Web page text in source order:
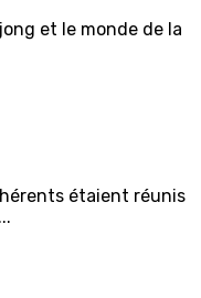
et le monde de la
étaient réunis